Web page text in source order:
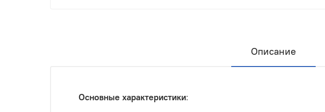
Описание
Основные характеристики: